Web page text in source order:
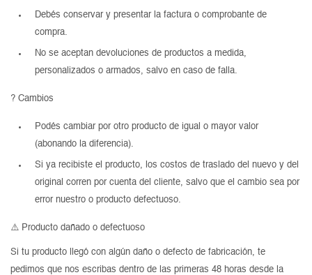
Debés conservar y presentar la factura o comprobante de
compra.
No se aceptan devoluciones de productos a medida,
personalizados o armados, salvo en caso de falla.
? Cambios
Podés cambiar por otro producto de igual o mayor valor
(abonando la diferencia).
Si ya recibiste el producto, los costos de traslado del nuevo y del
original corren por cuenta del cliente, salvo que el cambio sea por
error nuestro o producto defectuoso.
⚠️ Producto dañado o defectuoso
Si tu producto llegó con algún daño o defecto de fabricación, te
pedimos que nos escribas dentro de las primeras 48 horas desde la
Mesas de living
Multiusos y complementos
Escritorios